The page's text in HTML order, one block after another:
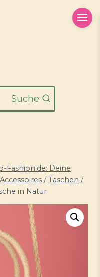
Suche
Deine
Accessoires / Taschen /
in Natur